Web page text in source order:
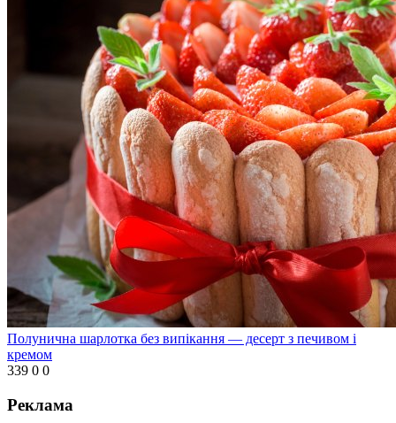
Полунична шарлотка без випікання — десерт з печивом і
кремом
339 0 0
Реклама